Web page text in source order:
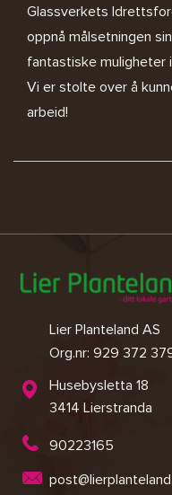
Glassverkets
oppnå målsetningen
fantastiske muligheter
Vi er stolte over å
arbeid!
Lier Planteland AS
Org.nr: 929 372
Husebysletta 18
3414 Lierstranda
90223165